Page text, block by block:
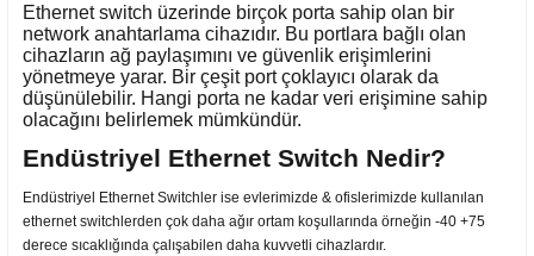
Ethernet switch üzerinde birçok porta sahip olan bir
network anahtarlama cihazıdır. Bu portlara bağlı olan
cihazların ağ paylaşımını ve güvenlik erişimlerini
yönetmeye yarar. Bir çeşit port çoklayıcı olarak da
düşünülebilir. Hangi porta ne kadar veri erişimine sahip
olacağını belirlemek mümkündür.
Endüstriyel Ethernet Switch Nedir?
Endüstriyel Ethernet Switchler ise evlerimizde & ofislerimizde kullanılan
ethernet switchlerden çok daha ağır ortam koşullarında örneğin -40 +75
derece sıcaklığında çalışabilen daha kuvvetli cihazlardır.